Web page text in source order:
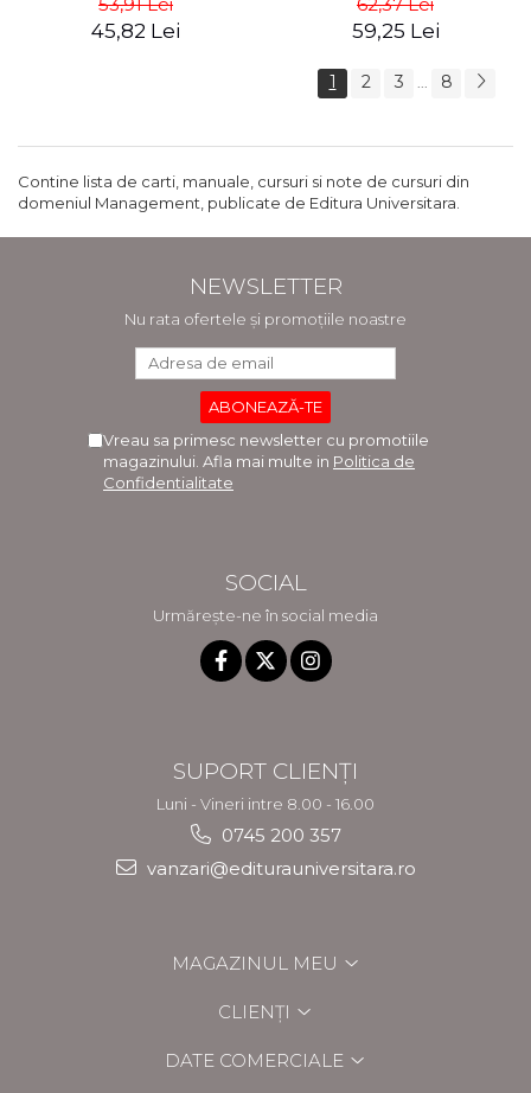
45,82 Lei
Sinek
59,25 Lei
1 2 3 ... 8
Contine lista de carti, manuale, cursuri si note de cursuri din
domeniul Management, publicate de Editura Universitara.
NEWSLETTER
Nu rata ofertele și promoțiile noastre
Vreau sa primesc newsletter cu promotiile
magazinului. Afla mai multe in Politica de
Confidentialitate
SOCIAL
Urmărește-ne în social media
SUPORT CLIENȚI
Luni - Vineri intre 8.00 - 16.00
0745 200 357
vanzari@editurauniversitara.ro
MAGAZINUL MEU
CLIENȚI
DATE COMERCIALE